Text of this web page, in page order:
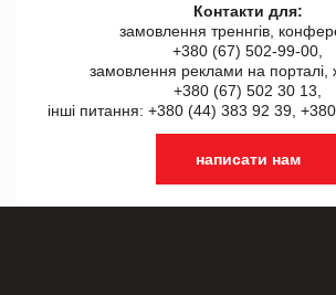
Контакти для:
замовлення треннгів,
+380 (67) 502-99-00,
замовлення реклами на порталі,
+380 (67) 502 30 13,
інші питання: +380 (44) 383 92 39,
написати нам